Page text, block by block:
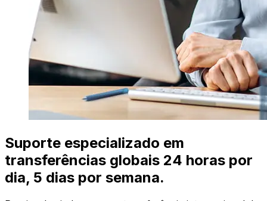
Suporte especializado em
transferências globais 24 horas por
dia, 5 dias por semana.